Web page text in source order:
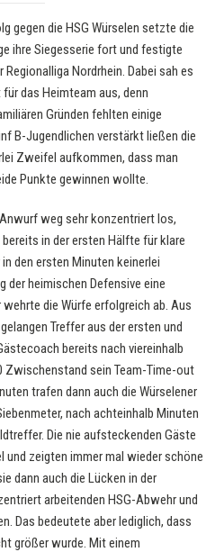
gegen die HSG Würselen setzte die
ihre Siegesserie fort und festigte
Nordrhein. Dabei sah es
das Heimteam aus, denn
Gründen fehlten einige
B-Jugendlichen verstärkt ließen die
Zweifel aufkommen, dass man
Punkte gewinnen wollte.
weg sehr konzentriert los,
in der ersten Hälfte für klare
den ersten Minuten keinerlei
der heimischen Defensive eine
die Würfe erfolgreich ab. Aus
Treffer aus der ersten und
bereits nach viereinhalb
Zwischenstand sein Team-Time-out
trafen dann auch die Würselener
nach achteinhalb Minuten
Die nie aufsteckenden Gäste
und zeigten immer mal wieder schöne
dann auch die Lücken in der
arbeitenden HSG-Abwehr und
Das bedeutete aber lediglich, dass
größer wurde. Mit einem